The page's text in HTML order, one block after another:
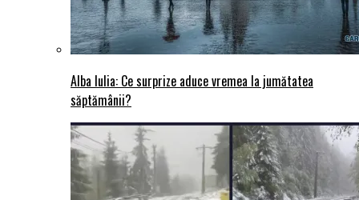
Alba Iulia: Ce surprize aduce vremea la jumătatea
săptămânii?